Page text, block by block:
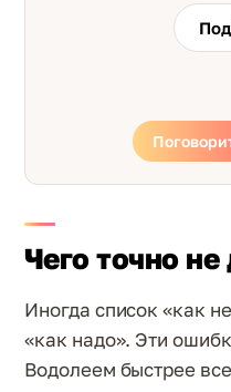
Чего точно не
Иногда список «как
«как надо». Эти
Водолеем быстрее